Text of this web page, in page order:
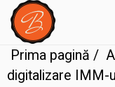
Prima pagină /
digitalizare IMM-